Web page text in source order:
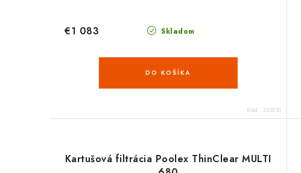
Skladom
€1 083
DO KOŠÍKA
Kód: 330010
Kartušová filtrácia Poolex ThinClear MULTI